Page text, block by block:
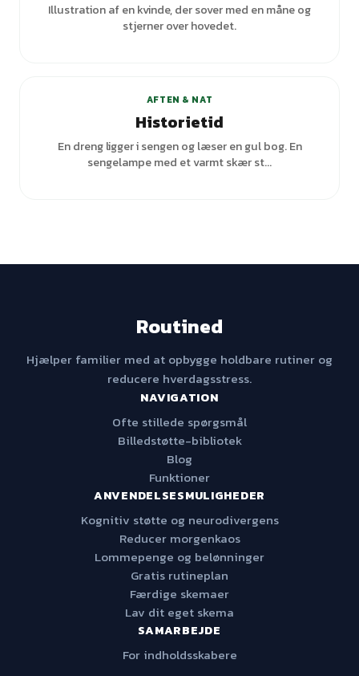
Illustration af en kvinde, der sover med en måne og
stjerner over hovedet.
AFTEN & NAT
Historietid
En dreng ligger i sengen og læser en gul bog. En
sengelampe med et varmt skær st...
Routined
Hjælper familier med at opbygge holdbare rutiner og
reducere hverdagsstress.
NAVIGATION
Ofte stillede spørgsmål
Billedstøtte-bibliotek
Blog
Funktioner
ANVENDELSESMULIGHEDER
Kognitiv støtte og neurodivergens
Reducer morgenkaos
Lommepenge og belønninger
Gratis rutineplan
Færdige skemaer
Lav dit eget skema
SAMARBEJDE
For indholdsskabere